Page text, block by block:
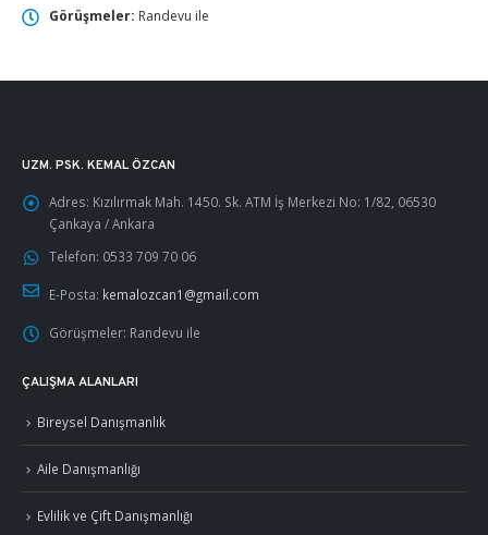
Görüşmeler: Randevu ile
UZM. PSK. KEMAL ÖZCAN
Adres: Kızılırmak Mah. 1450. Sk. ATM İş Merkezi No: 1/82, 06530
Çankaya / Ankara
Telefon: 0533 709 70 06
E-Posta: kemalozcan1@gmail.com
Görüşmeler: Randevu ile
ÇALIŞMA ALANLARI
Bireysel Danışmanlık
Aile Danışmanlığı
Evlilik ve Çift Danışmanlığı